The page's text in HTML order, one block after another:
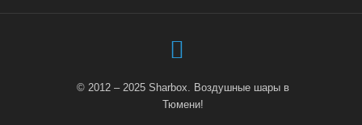
© 2012 – 2025 Sharbox. Воздушные шары в
Тюмени!